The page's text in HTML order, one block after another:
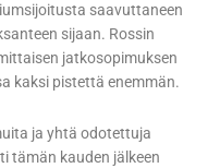
saavuttaneen
sijaan. Rossin
jatkosopimuksen
kaksi pistettä enemmän.
ja yhtä odotettuja
tämän kauden jälkeen